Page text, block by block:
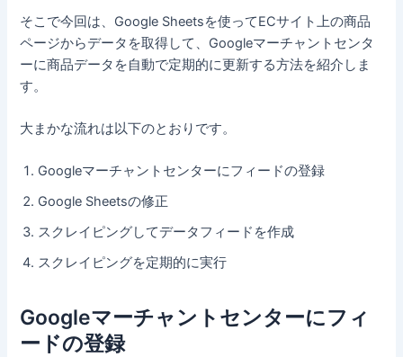
そこで今回は、Google Sheetsを使ってECサイト上の商品
ページからデータを取得して、Googleマーチャントセンタ
ーに商品データを自動で定期的に更新する方法を紹介しま
す。
大まかな流れは以下のとおりです。
Googleマーチャントセンターにフィードの登録
Google Sheetsの修正
スクレイピングしてデータフィードを作成
スクレイピングを定期的に実行
Googleマーチャントセンターにフィ
ードの登録